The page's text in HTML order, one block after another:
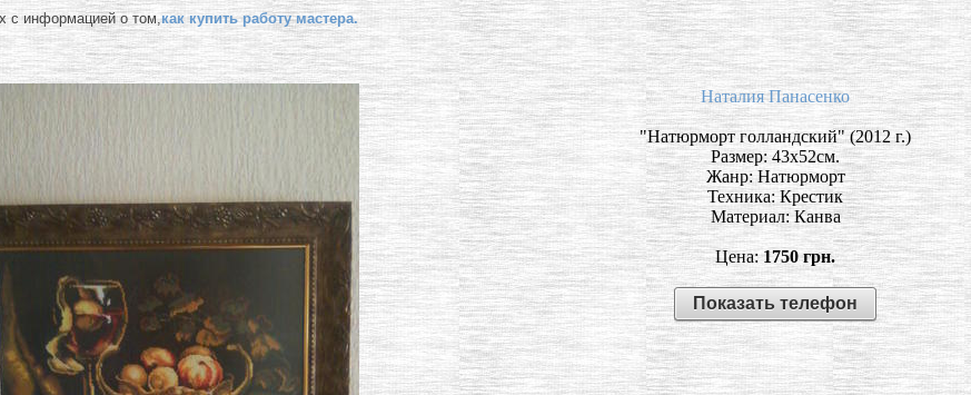
с информацией о том,как купить работу мастера.
Наталия Панасенко
"Натюрморт голландский" (2012 г.)
Размер: 43х52см.
Жанр: Натюрморт
Техника: Крестик
Материал: Канва
Цена:1750 грн.
Показать телефон